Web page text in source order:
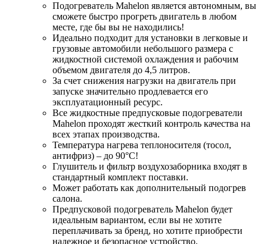
Подогреватель Mahelon является автономным, вы
сможете быстро прогреть двигатель в любом
месте, где бы вы не находились!
Идеально подходит для установки в легковые и
грузовые автомобили небольшого размера с
жидкостной системой охлаждения и рабочим
объемом двигателя до 4,5 литров.
За счет снижения нагрузки на двигатель при
запуске значительно продлевается его
эксплуатационный ресурс.
Все жидкостные предпусковые подогреватели
Mahelon проходят жесткий контроль качества на
всех этапах производства.
Температура нагрева теплоносителя (тосол,
антифриз) – до 90°C!
Глушитель и фильтр воздухозаборника входят в
стандартный комплект поставки.
Может работать как дополнительный подогрев
салона.
Предпусковой подогреватель Mahelon будет
идеальным вариантом, если вы не хотите
переплачивать за бренд, но хотите приобрести
надежное и безопасное устройство.